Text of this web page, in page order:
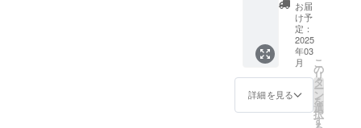
3月末ま
で ・受
講方
法：オ
ンライ
ンツー
（zoom
）を使
60分×1
回 ・有
効期
限：
2025年
3月末ま
で ・受
講方
のモチ
ベー
ション
向上と
フォー
マンス
管理 ー
分）
（内
容） 弊
社取締
役大川
による
若手向
け｜コ
ミュニ
お届
け予
定：
2025
年03
月
詳細を見る
こ
の
リ
タ
ー
ン
を
選
択
す